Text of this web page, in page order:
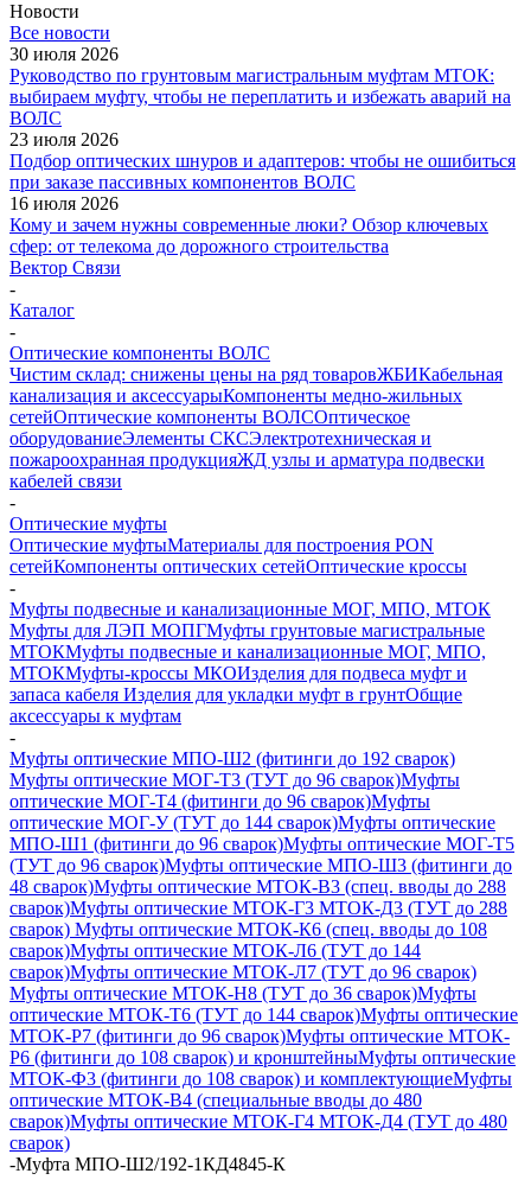
Новости
Все новости
30 июля 2026
Руководство по грунтовым магистральным муфтам МТОК:
выбираем муфту, чтобы не переплатить и избежать аварий на
ВОЛС
23 июля 2026
Подбор оптических шнуров и адаптеров: чтобы не ошибиться
при заказе пассивных компонентов ВОЛС
16 июля 2026
Кому и зачем нужны современные люки? Обзор ключевых
сфер: от телекома до дорожного строительства
Вектор Связи
-
Каталог
-
Оптические компоненты ВОЛС
Чистим склад: снижены цены на ряд товаровЖБИКабельная
канализация и аксессуарыКомпоненты медно-жильных
сетейОптические компоненты ВОЛСОптическое
оборудованиеЭлементы СКСЭлектротехническая и
пожароохранная продукцияЖД узлы и арматура подвески
кабелей связи
-
Оптические муфты
Оптические муфтыМатериалы для построения PON
сетейКомпоненты оптических сетейОптические кроссы
-
Муфты подвесные и канализационные МОГ, МПО, МТОК
Муфты для ЛЭП МОПГМуфты грунтовые магистральные
МТОКМуфты подвесные и канализационные МОГ, МПО,
МТОКМуфты-кроссы МКОИзделия для подвеса муфт и
запаса кабеля Изделия для укладки муфт в грунтОбщие
аксессуары к муфтам
-
Муфты оптические МПО-Ш2 (фитинги до 192 сварок)
Муфты оптические МОГ-Т3 (ТУТ до 96 сварок)Муфты
оптические МОГ-Т4 (фитинги до 96 сварок)Муфты
оптические МОГ-У (ТУТ до 144 сварок)Муфты оптические
МПО-Ш1 (фитинги до 96 сварок)Муфты оптические МОГ-Т5
(ТУТ до 96 сварок)Муфты оптические МПО-Ш3 (фитинги до
48 сварок)Муфты оптические МТОК-В3 (спец. вводы до 288
сварок)Муфты оптические МТОК-Г3 МТОК-Д3 (ТУТ до 288
сварок) Муфты оптические МТОК-К6 (спец. вводы до 108
сварок)Муфты оптические МТОК-Л6 (ТУТ до 144
сварок)Муфты оптические МТОК-Л7 (ТУТ до 96 сварок)
Муфты оптические МТОК-Н8 (ТУТ до 36 сварок)Муфты
оптические МТОК-Т6 (ТУТ до 144 сварок)Муфты оптические
МТОК-Р7 (фитинги до 96 сварок)Муфты оптические МТОК-
Р6 (фитинги до 108 сварок) и кронштейныМуфты оптические
МТОК-Ф3 (фитинги до 108 сварок) и комплектующиеМуфты
оптические МТОК-В4 (специальные вводы до 480
сварок)Муфты оптические МТОК-Г4 МТОК-Д4 (ТУТ до 480
сварок)
-Муфта МПО-Ш2/192-1КД4845-К